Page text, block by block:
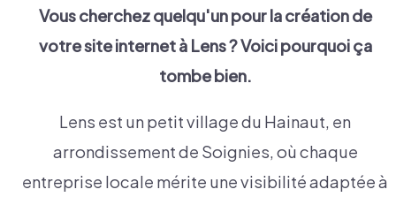
Vous cherchez quelqu'un pour la création de
votre site internet à Lens? Voici pourquoi ça
tombe bien.
Lens est un petit village du Hainaut, en
arrondissement de Soignies, où chaque
entreprise locale mérite une visibilité adaptée à